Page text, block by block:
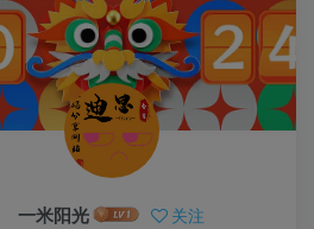
一米阳光 关注